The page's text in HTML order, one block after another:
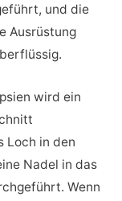
und die
Ausrüstung
wird ein
Loch in den
Nadel in das
Wenn